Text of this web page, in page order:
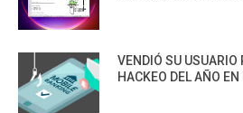
VENDIÓ SU USUARIO
HACKEO DEL AÑO